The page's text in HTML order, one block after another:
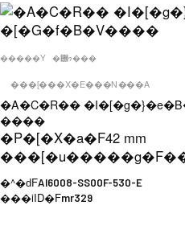
�����Y �݌ɂ���
���[���X�E���N���A
�A�C�R��
����
�P�[�X�a�F42 mm
���[�u�����g�F
�^�ԁFAI6008-SS00F-530-E
���iID�Fmr329